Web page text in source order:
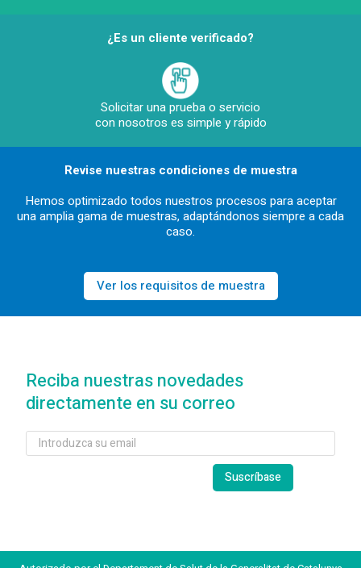
¿Es un cliente verificado?
Solicitar una prueba o servicio
con nosotros es simple y rápido
Revise nuestras condiciones de muestra
Hemos optimizado todos nuestros procesos para aceptar
una amplia gama de muestras, adaptándonos siempre a cada
caso.
Ver los requisitos de muestra
Reciba nuestras novedades
directamente en su correo